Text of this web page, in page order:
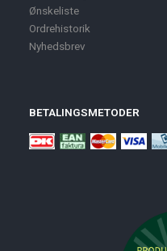
Ønskeliste
Ordrehistorik
Nyhedsbrev
BETALINGSMETODER